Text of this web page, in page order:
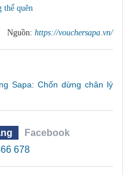
thể quên
Nguồn: https://vouchersapa.vn/
Sapa: Chốn dừng chân lý
Facebook
678